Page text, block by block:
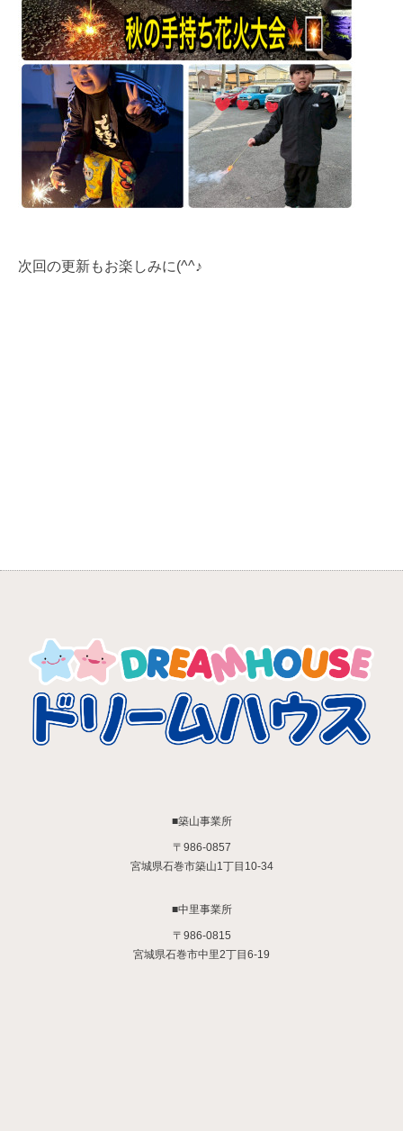
次回の更新もお楽しみに(^^♪
■築山事業所
〒986-0857
宮城県石巻市築山1丁目10-34
■中里事業所
〒986-0815
宮城県石巻市中里2丁目6-19